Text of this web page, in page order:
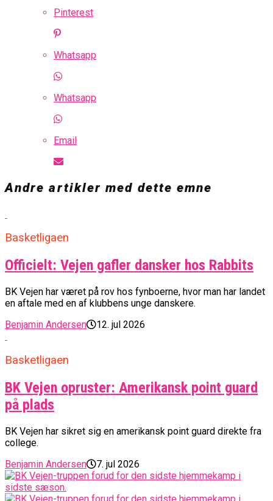
Pinterest
Whatsapp
Whatsapp
Email
Andre artikler med dette emne
Basketligaen
Officielt: Vejen gafler dansker hos Rabbits
BK Vejen har været på rov hos fynboerne, hvor man har landet
en aftale med en af klubbens unge danskere.
Benjamin Andersen
12. jul 2026
Basketligaen
BK Vejen opruster: Amerikansk point guard
på plads
BK Vejen har sikret sig en amerikansk point guard direkte fra
college.
Benjamin Andersen
7. jul 2026